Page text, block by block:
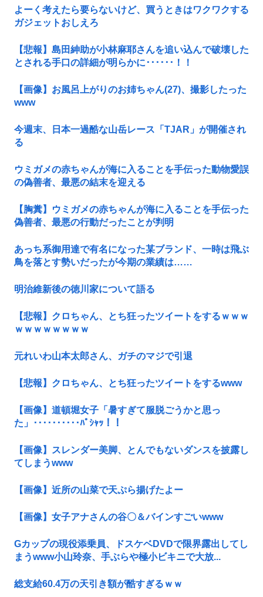
よーく考えたら要らないけど、買うときはワクワクする
ガジェットおしえろ
【悲報】島田紳助が小林麻耶さんを追い込んで破壊した
とされる手口の詳細が明らかに･･････！！
【画像】お風呂上がりのお姉ちゃん(27)、撮影したった
www
今週末、日本一過酷な山岳レース「TJAR」が開催され
る
ウミガメの赤ちゃんが海に入ることを手伝った動物愛誤
の偽善者、最悪の結末を迎える
【胸糞】ウミガメの赤ちゃんが海に入ることを手伝った
偽善者、最悪の行動だったことが判明
あっち系御用達で有名になった某ブランド、一時は飛ぶ
鳥を落とす勢いだったが今期の業績は……
明治維新後の徳川家について語る
【悲報】クロちゃん、とち狂ったツイートをするｗｗｗ
ｗｗｗｗｗｗｗｗ
元れいわ山本太郎さん、ガチのマジで引退
【悲報】クロちゃん、とち狂ったツイートをするwww
【画像】道頓堀女子「暑すぎて服脱ごうかと思っ
た」･･････････ﾊﾟｼｬｯ！！
【画像】スレンダー美脚、とんでもないダンスを披露し
てしまうwww
【画像】近所の山菜で天ぷら揚げたよー
【画像】女子アナさんの谷〇＆バインすごいwww
Gカップの現役添乗員、ドスケベDVDで限界露出してし
まうwww小山玲奈、手ぶらや極小ビキニで大放...
総支給60.4万の天引き額が酷すぎるｗｗ